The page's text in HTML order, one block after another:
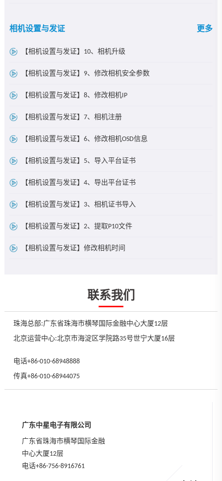
更多
相机设置与发证
【相机设置与发证】10、相机升级
【相机设置与发证】9、修改相机安全参数
【相机设置与发证】8、修改相机IP
【相机设置与发证】7、相机注册
【相机设置与发证】6、修改相机OSD信息
【相机设置与发证】5、导入平台证书
【相机设置与发证】4、导出平台证书
【相机设置与发证】3、相机证书导入
【相机设置与发证】2、提取P10文件
【相机设置与发证】修改相机时间
联系我们
珠海总部:广东省珠海市横琴国际金融中心大厦12层
北京运营中心:北京市海淀区学院路35号世宁大厦16层
电话+86-010-68948888
传真+86-010-68944075
广东中星电子有限公司
广东省珠海市横琴国际金融
中心大厦12层
电话+86-756-8916761